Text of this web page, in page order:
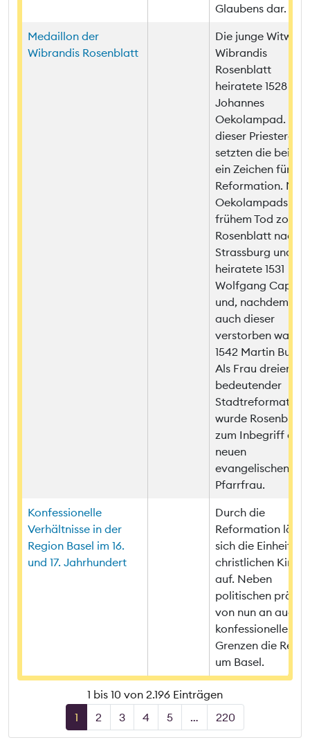
Glaubens dar.
Medaillon der
Wibrandis Rosenblatt
Die junge Witwe
Wibrandis
Rosenblatt
heiratete 1528
Johannes
Oekolampad. Mit
dieser Priesterehe
setzten die beiden
ein Zeichen für die
Reformation.
Oekolampads
frühem Tod zog
Rosenblatt nach
Strassburg und
heiratete 1531
Wolfgang Capito
und, nachdem
auch dieser
verstorben war,
1542 Martin Bucer.
Als Frau dreier
bedeutender
wurde Rosenblatt
zum Inbegriff der
neuen
evangelischen
Pfarrfrau.
Konfessionelle
Verhältnisse in der
Region Basel im 16.
und 17. Jahrhundert
Durch die
Reformation löste
sich die Einheit
christlichen Kirche
auf. Neben
politischen
von nun an auch
konfessionelle
Grenzen die
um Basel.
1 bis 10 von 2.196 Einträgen
1
2 3 4 5 … 220